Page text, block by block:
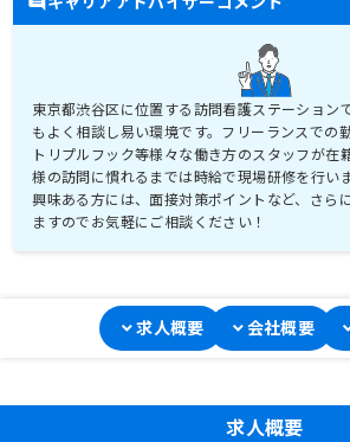
東京都渋谷区に位置する訪問看護ステーション
もよく相談し易い環境です。フリーランスでの
トリプルフック等様々な働き方のスタッフが在
様の訪問に慣れるまでは時給で現場研修を行い
興味ある方には、面接対策ポイントなど、さら
ますのでお気軽にご相談ください！
求人概要 会社概要
求人概要